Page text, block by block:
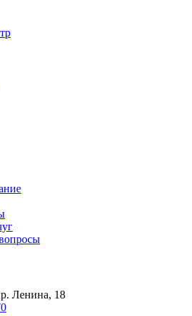
Ленина, 18